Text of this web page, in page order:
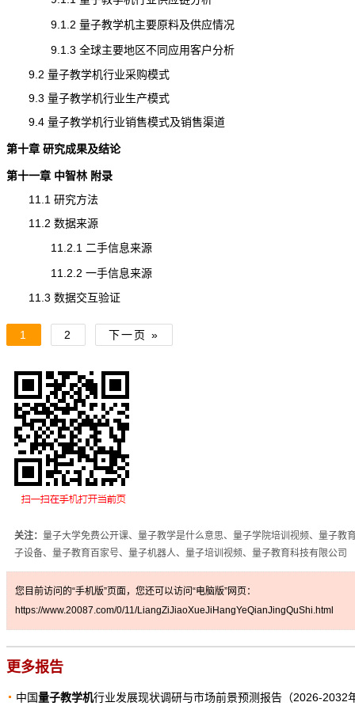
9.1.2 量子教学机主要原料及供应情况
9.1.3 全球主要地区不同应用客户分析
9.2 量子教学机行业采购模式
9.3 量子教学机行业生产模式
9.4 量子教学机行业销售模式及销售渠道
第十章 研究成果及结论
第十一章 中智林 附录
11.1 研究方法
11.2 数据来源
11.2.1 二手信息来源
11.2.2 一手信息来源
11.3 数据交互验证
1 2 下一页 »
关注： 量子大学免费公开课、量子教学是什么意思、量子学院培训视频、量子教
子设备、量子教育百家号、量子机器人、量子培训视频、量子教育科技有限公司
您目前访问的“手机版”页面，您还可以访问“电脑版”网页：
https://www.20087.com/0/11/LiangZiJiaoXueJiHangYeQianJingQuShi.html
更多报告
中国量子教学机行业发展现状调研与市场前景预测报告（2026-2032